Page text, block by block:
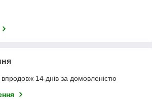
14 днів за домовленістю